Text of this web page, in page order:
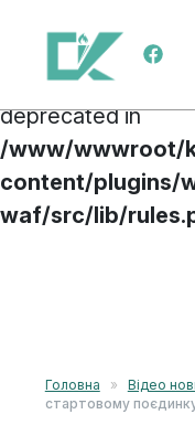
Deprecated
:
parameter #3
deprecated in
/www/wwwroot/
content/plugins/
waf/src/lib/
Main Navigation
Головна » Відео
стартовому